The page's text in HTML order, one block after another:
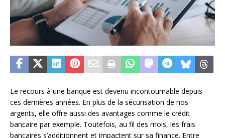
Le recours à une banque est devenu incontournable depuis
ces dernières années. En plus de la sécurisation de nos
argents, elle offre aussi des avantages comme le crédit
bancaire par exemple. Toutefois, au fil des mois, les frais
bancaires s’additionnent et impactent sur sa finance. Entre